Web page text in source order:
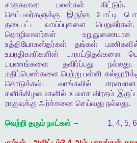
சாதகமான
பலன்கள் கிட்டும்
செய்பவர்களுக்கு
இருந்த போட்டி
தடைபட்ட
வாய்ப்புகளை பெறுவீர்கள்
தொழிலாளர்கள்
உறுதுணையாக
உத்தியோகஸ்தர்கள்
தங்கள்
உயரதிகாரிகளின்
பாராட்டுதல்களை
பயணங்களை
தவிர்ப்பது நல்லது
மதிப்பெண்களை பெற்று பள்ளி
கொடுக்கல்- வாங்கலில் சரளமான
சனிக்கிழமைகளில் உபவாச விரதம்
ராகுவுக்கு அர்ச்சனை செய்வது நல்லது.
வெற்றி தரும் நாட்கள் -- 1, 4, 5,